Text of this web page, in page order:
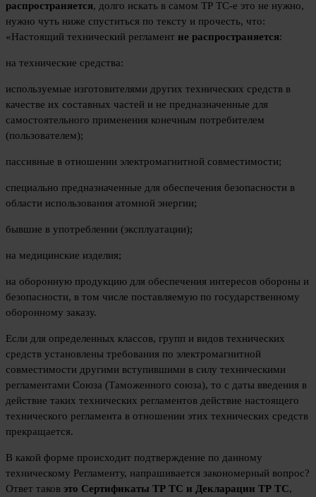
распространяется, долго искать в самом ТР ТС-е это не нужно,
нужно чуть ниже спуститься по тексту и прочесть, что:
«Настоящий технический регламент не распространяется:
на технические средства:
используемые изготовителями других технических средств в
качестве их составных частей и не предназначенные для
самостоятельного применения конечным потребителем
(пользователем);
пассивные в отношении электромагнитной совместимости;
специально предназначенные для обеспечения безопасности в
области использования атомной энергии;
бывшие в употреблении (эксплуатации);
на медицинские изделия;
на оборонную продукцию для обеспечения интересов обороны и
безопасности, в том числе поставляемую по государственному
оборонному заказу.
Если для определенных классов, групп и видов технических
средств установлены требования по электромагнитной
совместимости другими вступившими в силу техническими
регламентами Союза (Таможенного союза), то с даты введения в
действие таких технических регламентов действие настоящего
технического регламента в отношении этих технических средств
прекращается.
В какой форме происходит подтверждение по данному
техническому Регламенту, напрашивается закономерный вопрос?
Ответ таков это Сертификаты ТР ТС и Декларации ТР ТС,